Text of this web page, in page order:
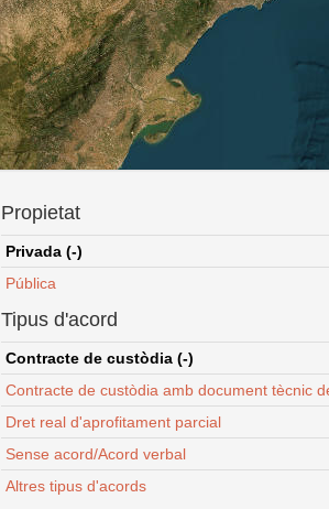
Propietat
Privada (-)
Pública
Tipus d'acord
Contracte de custòdia (-)
Contracte de custòdia amb document tècnic
Dret real d'aprofitament parcial
Sense acord/Acord verbal
Altres tipus d'acords